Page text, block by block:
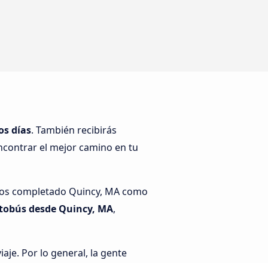
días. También recibirás
el mejor camino en tu
completado Quincy, MA como
desde Quincy, MA,
Por lo general, la gente